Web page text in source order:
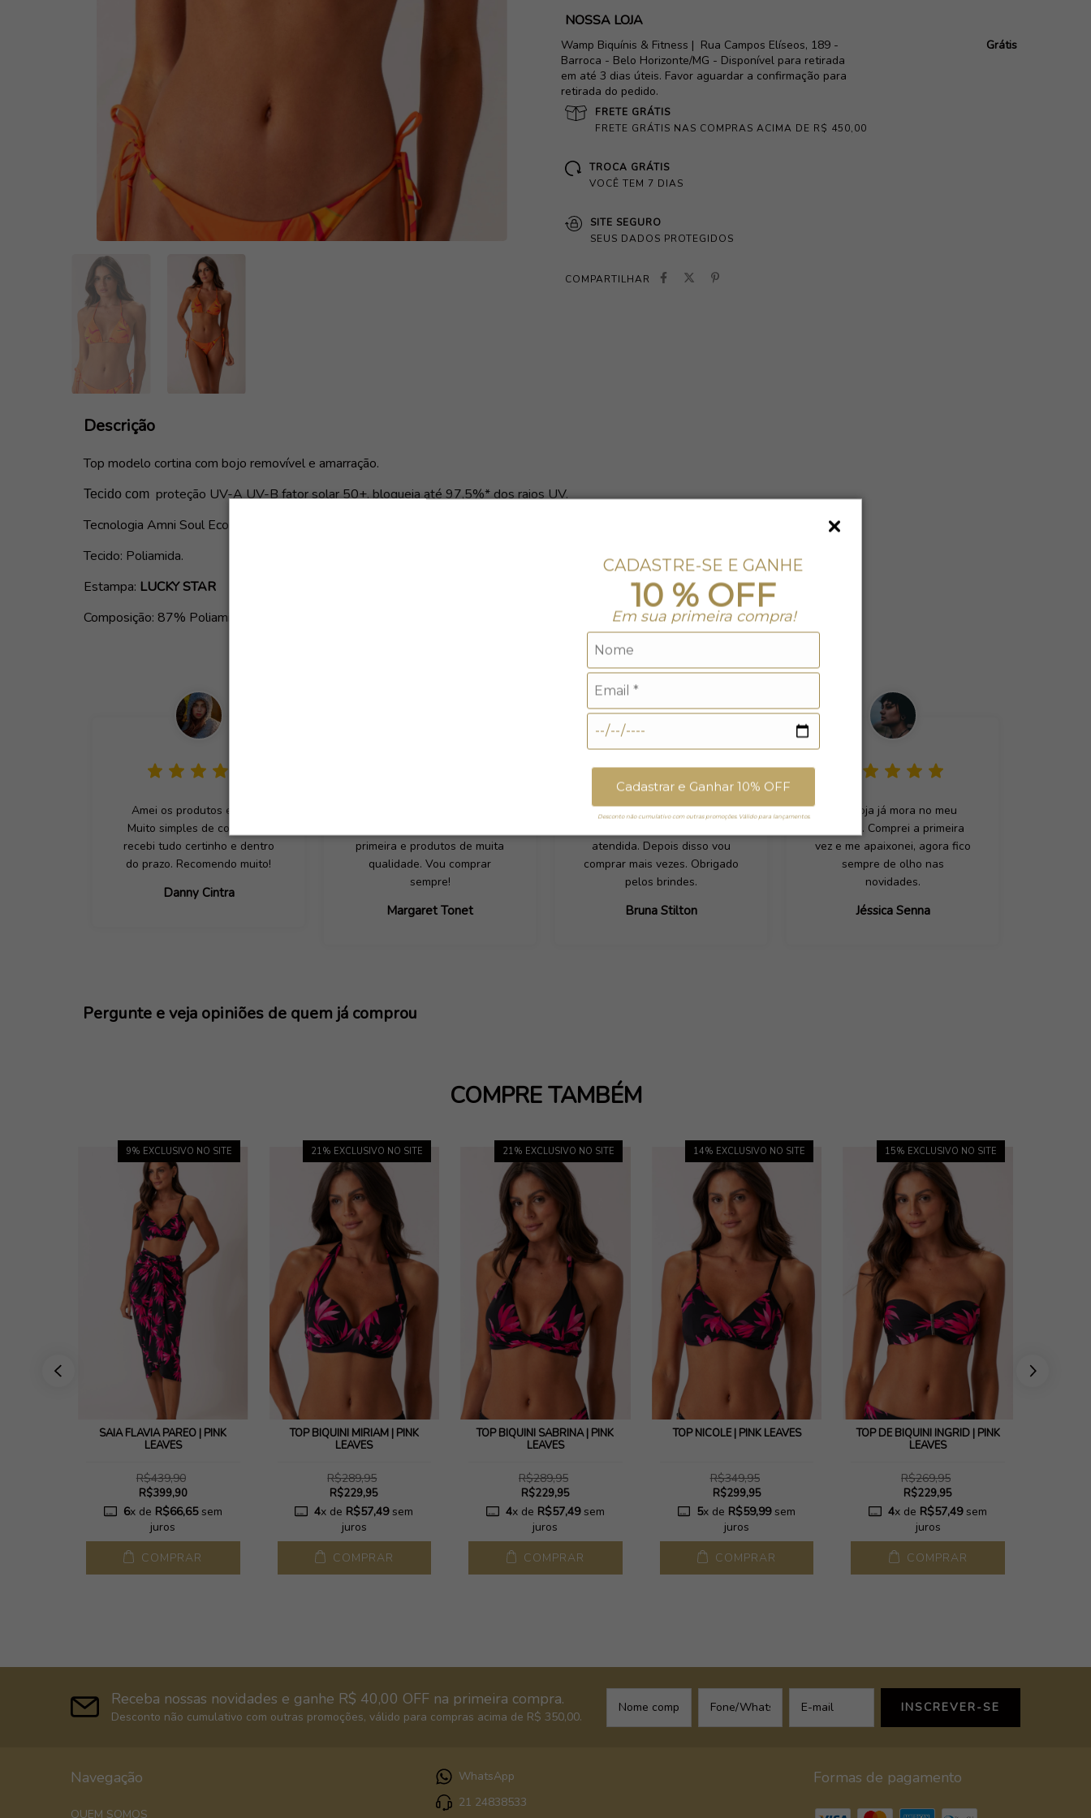
CADASTRE-SE E GANHE
10 % OFF
Em sua primeira compra!
Cadastrar e Ganhar 10% OFF
Desconto não cumulativo com outras promoções. Válido para lançamentos.
NOSSA LOJA
Wamp Biquínis & Fitness | Rua Campos Elíseos, 189 -
Barroca - Belo Horizonte/MG - Disponível para retirada
em até 3 dias úteis. Favor aguardar a confirmação para
retirada do pedido.
Grátis
FRETE GRÁTIS
FRETE GRÁTIS NAS COMPRAS ACIMA DE R$ 450,00
TROCA GRÁTIS
VOCÊ TEM 7 DIAS
SITE SEGURO
SEUS DADOS PROTEGIDOS
COMPARTILHAR
Descrição
Top modelo cortina com bojo removível e amarração.
Tecido com proteção UV-A UV-B fator solar 50+, bloqueia até 97,5%* dos raios UV.
Tecnologia Amni Soul Eco.
Tecido: Poliamida.
Estampa: LUCKY STAR
Composição: 87% Poliamida e 13% Elastano.
Amei os produtos e a loja.
Muito simples de comprar e
recebi tudo certinho e dentro
do prazo. Recomendo muito!
Danny Cintra
primeira e produtos de muita
qualidade. Vou comprar
sempre!
Margaret Tonet
Tive que efetuar uma troca de
atendida. Depois disso vou
comprar mais vezes. Obrigado
pelos brindes.
Bruna Stilton
Essa loja já mora no meu
coração. Comprei a primeira
vez e me apaixonei, agora fico
sempre de olho nas
novidades.
Jéssica Senna
Pergunte e veja opiniões de quem já comprou
COMPRE TAMBÉM
9% EXCLUSIVO NO SITE
SAIA FLÁVIA PAREO | PINK
LEAVES
R$439,90
R$399,90
6x de R$66,65sem
juros
COMPRAR
21% EXCLUSIVO NO SITE
TOP BIQUÍNI MIRIAM | PINK
LEAVES
R$289,95
R$229,95
4x de R$57,49sem
juros
COMPRAR
21% EXCLUSIVO NO SITE
TOP BIQUÍNI SABRINA | PINK
LEAVES
R$289,95
R$229,95
4x de R$57,49sem
juros
COMPRAR
14% EXCLUSIVO NO SITE
TOP NICOLE | PINK LEAVES
R$349,95
R$299,95
5x de R$59,99sem
juros
COMPRAR
15% EXCLUSIVO NO SITE
TOP DE BIQUINI INGRID | PINK
LEAVES
R$269,95
R$229,95
4x de R$57,49sem
juros
COMPRAR
Receba nossas novidades e ganhe R$ 40,00 OFF na primeira compra.
Desconto não cumulativo com outras promoções, válido para compras acima de R$ 350,00.
Navegação
QUEM SOMOS
WhatsApp
21 24838533
Formas de pagamento